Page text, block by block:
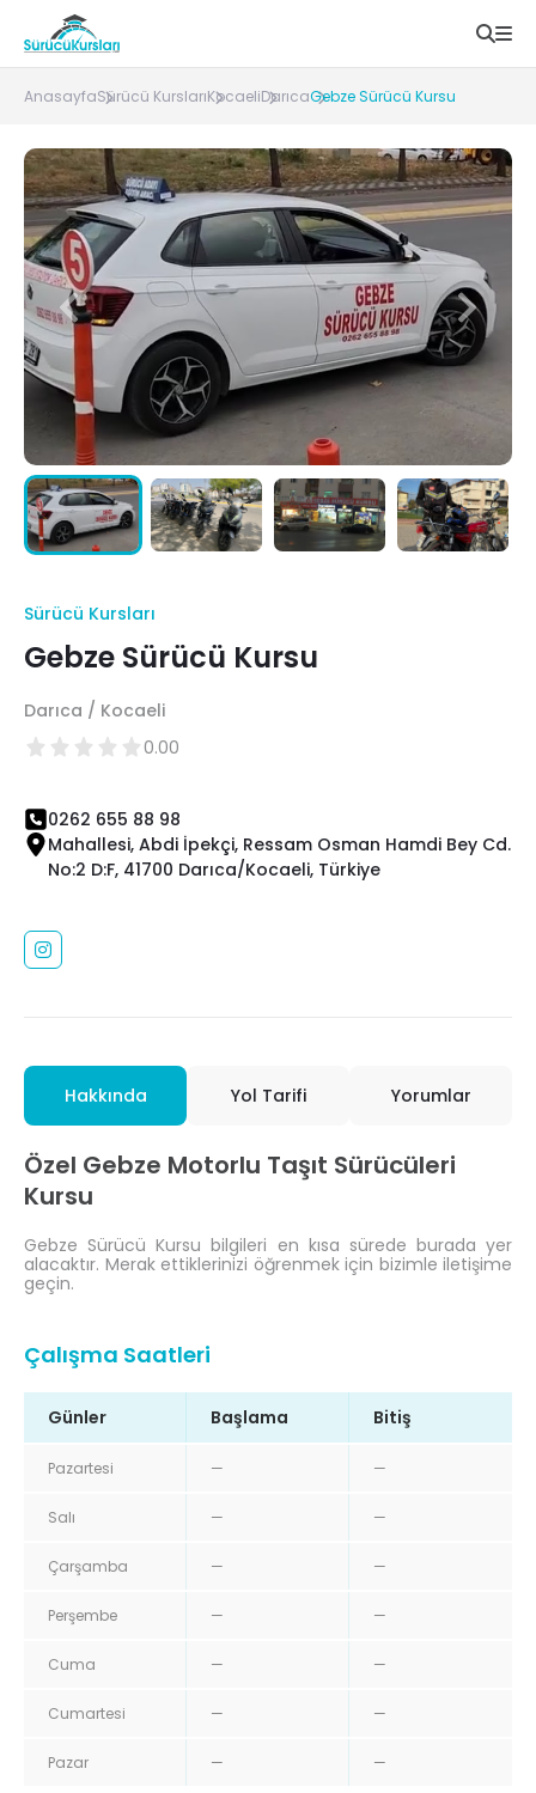
AnasayfaSürücü KurslarıKocaeliDarıcaGebze Sürücü Kursu
Sürücü Kursları
Gebze Sürücü Kursu
Darıca / Kocaeli
0.00
0262 655 88 98
Mahallesi, Abdi İpekçi, Ressam Osman Hamdi Bey Cd.
No:2 D:F, 41700 Darıca/Kocaeli, Türkiye
Hakkında Yol Tarifi Yorumlar
Özel Gebze Motorlu Taşıt Sürücüleri
Kursu
Gebze Sürücü Kursu bilgileri en kısa sürede burada yer
alacaktır. Merak ettiklerinizi öğrenmek için bizimle iletişime
geçin.
Çalışma Saatleri
Günler Başlama Bitiş
Pazartesi — —
Salı — —
Çarşamba — —
Perşembe — —
Cuma — —
Cumartesi — —
Pazar — —